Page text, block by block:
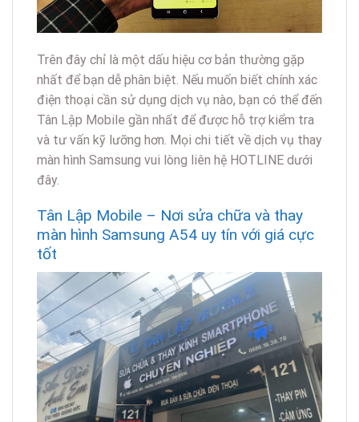
Trên đây chỉ là một dấu hiệu cơ bản thường gặp
nhất để bạn dễ phân biệt. Nếu muốn biết chính xác
điện thoại cần sử dụng dịch vụ nào, bạn có thể đến
Tân Lập Mobile gần nhất để được hỗ trợ kiểm tra
và tư vấn kỹ lưỡng hơn. Mọi chi tiết về dịch vụ thay
màn hình Samsung vui lòng liên hệ HOTLINE dưới
đây.
Tân Lập Mobile – Nơi sửa chữa và thay
màn hình Samsung A54 uy tín với giá cực
tốt